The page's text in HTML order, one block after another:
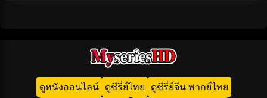
ดูหนังออนไลน์ ดูซีรี่ย์ไทย ดูซีรี่ย์จีน พากย์ไทย